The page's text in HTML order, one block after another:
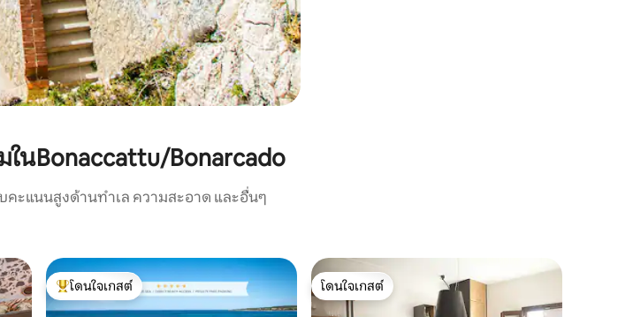
Bonaccattu/Bonarcado
คะแนนสูงด้านทำเล ความสะอาด และอื่นๆ
โดนใจเกสต์ที่สุด
โดนใจเกสต์
โดนใจเกสต์
โดนใจเกสต์